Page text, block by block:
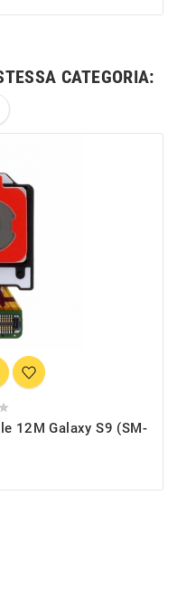
CATEGORIA:

12M Galaxy S9 (SM-